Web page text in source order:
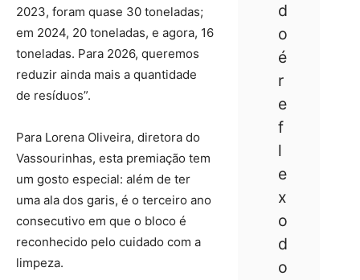
d
o
é
r
e
f
l
e
x
o
d
o
2023, foram quase 30 toneladas;
em 2024, 20 toneladas, e agora, 16
toneladas. Para 2026, queremos
reduzir ainda mais a quantidade
de resíduos”.
Para Lorena Oliveira, diretora do
Vassourinhas, esta premiação tem
um gosto especial: além de ter
uma ala dos garis, é o terceiro ano
consecutivo em que o bloco é
reconhecido pelo cuidado com a
limpeza.